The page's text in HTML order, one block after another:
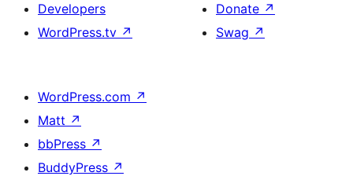
Developers
WordPress.tv ↗
Donate ↗
Swag ↗
WordPress.com ↗
Matt ↗
bbPress ↗
BuddyPress ↗